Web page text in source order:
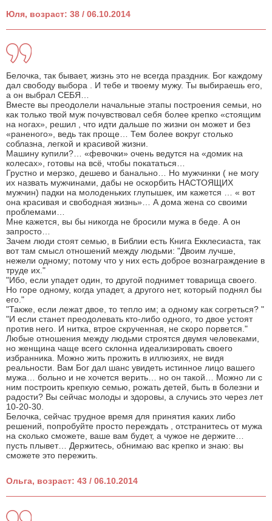
Юля, возраст: 38 / 06.10.2014
Белочка, так бывает, жизнь это не всегда праздник. Бог каждому
дал свободу выбора . И тебе и твоему мужу. Ты выбираешь его,
а он выбрал СЕБЯ…
Вместе вы преодолели начальные этапы построения семьи, но
как только твой муж почувствовал себя более крепко «стоящим
на ногах», решил , что идти дальше по жизни он может и без
«раненого», ведь так проще… Тем более вокруг столько
соблазна, легкой и красивой жизни.
Машину купили?… «февочки» очень ведутся на «домик на
колесах», готовы на всё, чтобы покататься…
Грустно и мерзко, дешево и банально… Но мужчинки ( не могу
их назвать мужчинами, дабы не оскорбить НАСТОЯЩИХ
мужчин) падки на молоденьких глупышек, им кажется … « вот
она красивая и свободная жизнь»… А дома жена со своими
проблемами…
Мне кажется, вы бы никогда не бросили мужа в беде. А он
запросто…
Зачем люди стоят семью, в Библии есть Книга Екклесиаста, так
вот там смысл отношений между людьми: "Двоим лучше,
нежели одному; потому что у них есть доброе вознаграждение в
труде их."
"Ибо, если упадет один, то другой поднимет товарища своего.
Но горе одному, когда упадет, а другого нет, который поднял бы
его."
"Также, если лежат двое, то тепло им; а одному как согреться? "
"И если станет преодолевать кто-либо одного, то двое устоят
против него. И нитка, втрое скрученная, не скоро порвется."
Любые отношения между людьми строятся двумя человеками,
но женщина чаще всего склонна идеализировать своего
избранника. Можно жить прожить в иллюзиях, не видя
реальности. Вам Бог дал шанс увидеть истинное лицо вашего
мужа… больно и не хочется верить… но он такой… Можно ли с
ним построить крепкую семью, рожать детей, быть в болезни и
радости? Вы сейчас молоды и здоровы, а случись это через лет
10-20-30.
Белочка, сейчас трудное время для принятия каких либо
решений, попробуйте просто переждать , отстранитесь от мужа
на сколько сможете, ваше вам будет, а чужое не держите…
пусть плывет… Держитесь, обнимаю вас крепко и знаю: вы
сможете это пережить.
Ольга, возраст: 43 / 06.10.2014